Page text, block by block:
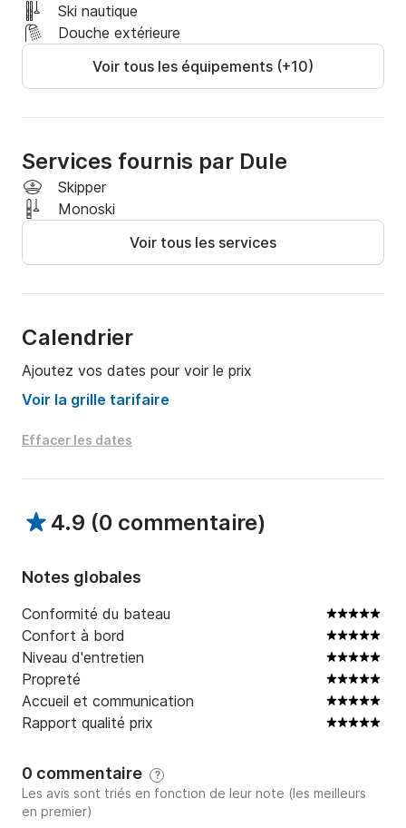
Pour toute question, vous pouvez me contacter sur la
plateforme Click&Boat pour obtenir des informations
supplémentaires.
À bientôt !
Ski nautique
Douche extérieure
Voir tous les équipements (+10)
Services fournis par Dule
Skipper
Monoski
Voir tous les services
Calendrier
Ajoutez vos dates pour voir le prix
Voir la grille tarifaire
Effacer les dates
4.9 (0 commentaire)
Notes globales
Conformité du bateau
Confort à bord
Niveau d'entretien
Propreté
Accueil et communication
Rapport qualité prix
0 commentaire ?
Les avis sont triés en fonction de leur note (les meilleurs
en premier)